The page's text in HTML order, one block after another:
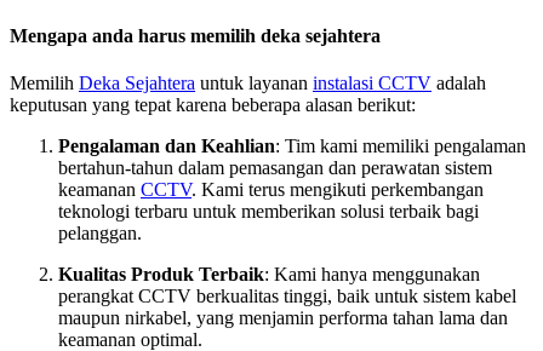
Mengapa anda harus memilih deka sejahtera
Memilih Deka Sejahtera untuk layanan instalasi CCTV adalah
keputusan yang tepat karena beberapa alasan berikut:
Pengalaman dan Keahlian: Tim kami memiliki pengalaman
bertahun-tahun dalam pemasangan dan perawatan sistem
keamanan CCTV. Kami terus mengikuti perkembangan
teknologi terbaru untuk memberikan solusi terbaik bagi
pelanggan.
Kualitas Produk Terbaik: Kami hanya menggunakan
perangkat CCTV berkualitas tinggi, baik untuk sistem kabel
maupun nirkabel, yang menjamin performa tahan lama dan
keamanan optimal.